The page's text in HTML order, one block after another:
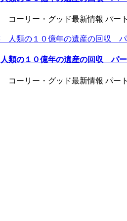
コーリー・グッド最新情報 パー
類の１０億年の遺産の回収 パー
コーリー・グッド最新情報 パー